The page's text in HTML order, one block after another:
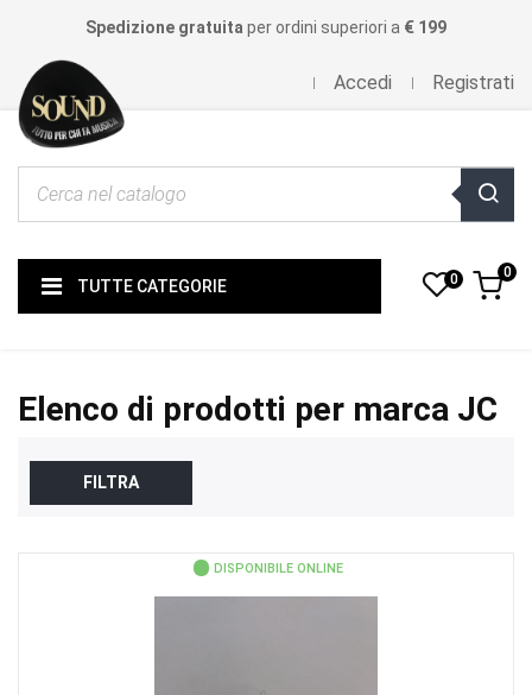
Spedizione gratuita per ordini superiori a € 199
Accedi Registrati
TUTTE CATEGORIE 0 0
Elenco di prodotti per marca JC
FILTRA
DISPONIBILE ONLINE